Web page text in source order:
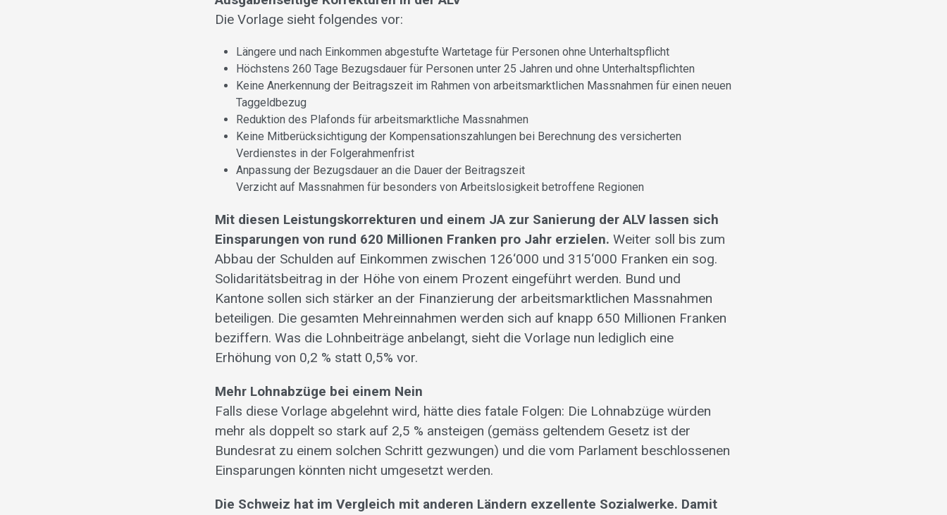
Die Vorlage sieht folgendes vor:
Längere und nach Einkommen abgestufte Wartetage für Personen ohne Unterhaltspflicht
Höchstens 260 Tage Bezugsdauer für Personen unter 25 Jahren und ohne Unterhaltspflichten
Keine Anerkennung der Beitragszeit im Rahmen von arbeitsmarktlichen Massnahmen für einen neuen
Taggeldbezug
Reduktion des Plafonds für arbeitsmarktliche Massnahmen
Keine Mitberücksichtigung der Kompensationszahlungen bei Berechnung des versicherten
Verdienstes in der Folgerahmenfrist
Anpassung der Bezugsdauer an die Dauer der Beitragszeit
Verzicht auf Massnahmen für besonders von Arbeitslosigkeit betroffene Regionen
Mit diesen Leistungskorrekturen und einem JA zur Sanierung der ALV lassen sich
Einsparungen von rund 620 Millionen Franken pro Jahr erzielen. Weiter soll bis zum
Abbau der Schulden auf Einkommen zwischen 126‘000 und 315‘000 Franken ein sog.
Solidaritätsbeitrag in der Höhe von einem Prozent eingeführt werden. Bund und
Kantone sollen sich stärker an der Finanzierung der arbeitsmarktlichen Massnahmen
beteiligen. Die gesamten Mehreinnahmen werden sich auf knapp 650 Millionen Franken
beziffern. Was die Lohnbeiträge anbelangt, sieht die Vorlage nun lediglich eine
Erhöhung von 0,2 % statt 0,5% vor.
Mehr Lohnabzüge bei einem Nein
Falls diese Vorlage abgelehnt wird, hätte dies fatale Folgen: Die Lohnabzüge würden
mehr als doppelt so stark auf 2,5 % ansteigen (gemäss geltendem Gesetz ist der
Bundesrat zu einem solchen Schritt gezwungen) und die vom Parlament beschlossenen
Einsparungen könnten nicht umgesetzt werden.
Die Schweiz hat im Vergleich mit anderen Ländern exzellente Sozialwerke. Damit